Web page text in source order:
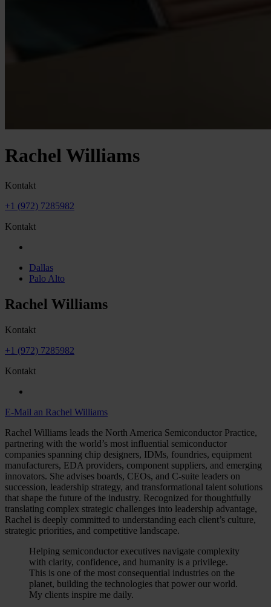
Rachel Williams
Kontakt
+1 (972) 7285982
Kontakt
Dallas
Palo Alto
Rachel Williams
Kontakt
+1 (972) 7285982
Kontakt
E-Mail an Rachel Williams
Rachel Williams leads the North America Semiconductor Practice,
partnering with the world’s most influential semiconductor
companies spanning chip designers, IDMs, foundries, equipment
manufacturers, EDA providers, component suppliers, and emerging
innovators. She advises boards, CEOs, and C-suite leaders on
succession, leadership strategy, and transformational talent solutions
that shape the future of the industry. Recognized for thoughtfully
translating complex strategic challenges into leadership advantage,
Rachel is deeply committed to understanding each client’s culture,
strategic priorities, and competitive landscape.
Helping semiconductor executives navigate complexity
with clarity, confidence, and humanity is a privilege.
This is one of the most consequential industries on the
planet, building the technologies that power our world.
My clients inspire me daily.